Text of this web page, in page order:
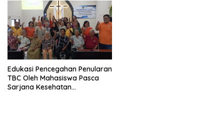
Edukasi Pencegahan Penularan
TBC Oleh Mahasiswa Pasca
Sarjana Kesehatan